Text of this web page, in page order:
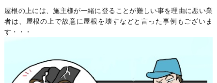
屋根の上には、施主様が一緒に登ることが難しい事を理由に悪い業
者は、屋根の上で故意に屋根を壊すなどと言った事例もございま
す・・・